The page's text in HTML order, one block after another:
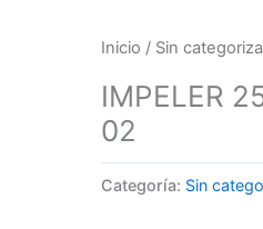
Inicio / Sin
IMPELER
02
Categoría: Sin